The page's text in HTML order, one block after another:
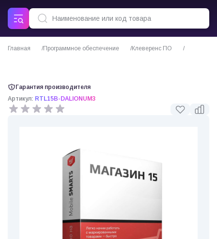
Главная Программное обеспечение
Клеверенс ПО
Гарантия производителя
Артикул: RTL15B-DALIONUM3